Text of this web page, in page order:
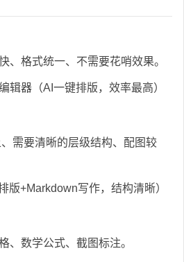
、格式统一、不需要花哨效果。
辑器（AI一键排版，效率最高）
需要清晰的层级结构、配图较
版+Markdown写作，结构清晰）
、数学公式、截图标注。